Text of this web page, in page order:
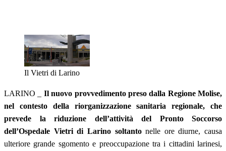
Il Vietri di Larino
LARINO _ Il nuovo provvedimento preso dalla Regione Molise,
nel contesto della riorganizzazione sanitaria regionale, che
prevede la riduzione dell’attività del Pronto Soccorso
dell’Ospedale Vietri di Larino soltantonelle ore diurne, causa
ulteriore grande sgomento e preoccupazione tra i cittadini larinesi,